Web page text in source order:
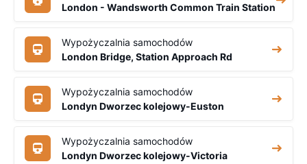
London - Wandsworth Common Train Station
Wypożyczalnia samochodów
London Bridge, Station Approach Rd
Wypożyczalnia samochodów
Londyn Dworzec kolejowy-Euston
Wypożyczalnia samochodów
Londyn Dworzec kolejowy-Victoria